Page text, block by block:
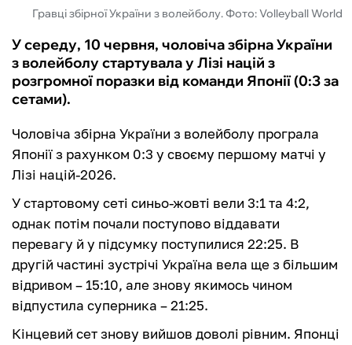
Гравці збірної України з волейболу. Фото: Volleyball World
У середу, 10 червня, чоловіча збірна України
з волейболу стартувала у Лізі націй з
розгромної поразки від команди Японії (0:3 за
сетами).
Чоловіча збірна України з волейболу програла
Японії з рахунком 0:3 у своєму першому матчі у
Лізі націй-2026.
У стартовому сеті синьо-жовті вели 3:1 та 4:2,
однак потім почали поступово віддавати
перевагу й у підсумку поступилися 22:25. В
другій частині зустрічі Україна вела ще з більшим
відривом – 15:10, але знову якимось чином
відпустила суперника – 21:25.
Кінцевий сет знову вийшов доволі рівним. Японці